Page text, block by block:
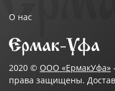
О нас
2020 © ООО «ЕрмакУфа»
права защищены.